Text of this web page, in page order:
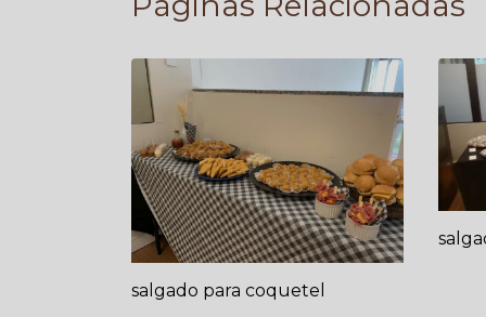
salgado para coquetel